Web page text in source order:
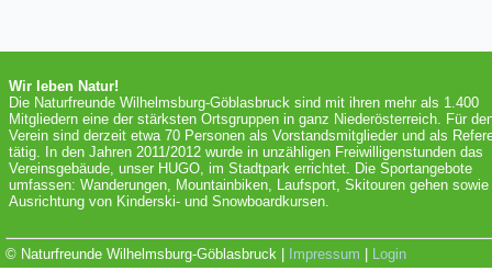
Wir leben Natur!
Die Naturfreunde Wilhelmsburg-Göblasbruck sind mit ihren mehr als 1.400
Mitgliedern eine der stärksten Ortsgruppen in ganz Niederösterreich. Für
Verein sind derzeit etwa 70 Personen als Vorstandsmitglieder und als
tätig. In den Jahren 2011/2012 wurde in unzähligen Freiwilligenstunden das
Vereinsgebäude, unser HUGO, im Stadtpark errichtet. Die Sportangebote
umfassen: Wanderungen, Mountainbiken, Laufsport, Skitouren gehen sowie
Ausrichtung von Kinderski- und Snowboardkursen.
© Naturfreunde Wilhelmsburg-Göblasbruck | Impressum Login